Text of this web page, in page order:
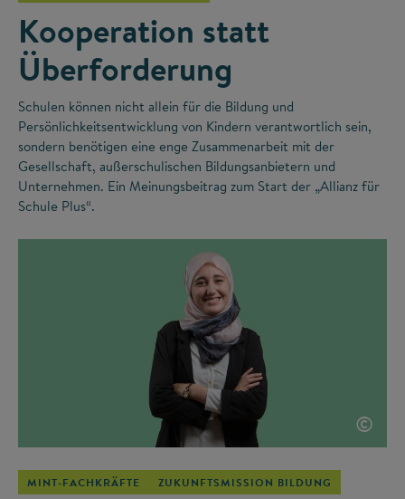
Kooperation statt
Überforderung
Schulen können nicht allein für die Bildung und
Persönlichkeitsentwicklung von Kindern verantwortlich sein,
sondern benötigen eine enge Zusammenarbeit mit der
Gesellschaft, außerschulischen Bildungsanbietern und
Unternehmen. Ein Meinungsbeitrag zum Start der „Allianz für
Schule Plus“.
©
MINT-FACHKRÄFTE ZUKUNFTSMISSION BILDUNG